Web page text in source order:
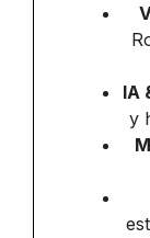
IA
y